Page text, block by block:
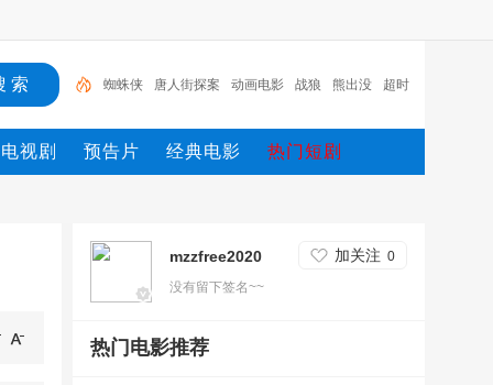
蜘蛛侠 唐人街探案 动画电影 战狼 熊出没 超时
空 哥斯拉 重生 冰雪奇缘2 斗罗大陆
电视剧 预告片 经典电影 热门短剧
mzzfree2020 加关注 0
没有留下签名~~
热门电影推荐